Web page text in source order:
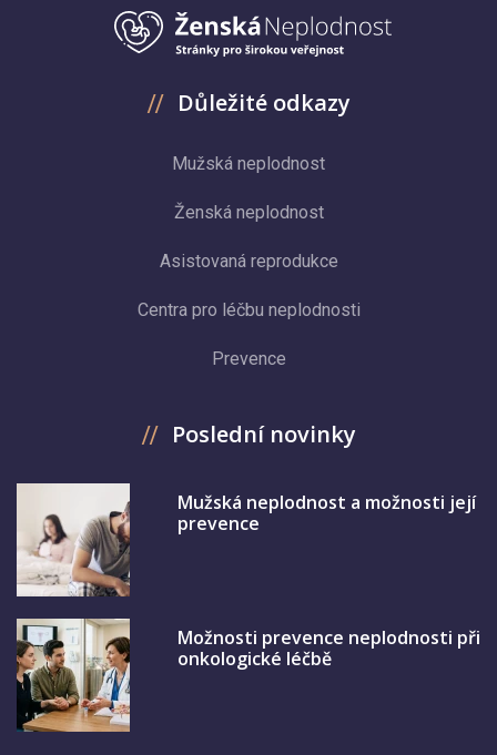
Důležité odkazy
Mužská neplodnost
Ženská neplodnost
Asistovaná reprodukce
Centra pro léčbu neplodnosti
Prevence
Poslední novinky
Mužská neplodnost a možnosti její
prevence
Možnosti prevence neplodnosti při
onkologické léčbě